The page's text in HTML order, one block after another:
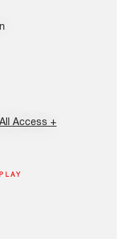
Access +